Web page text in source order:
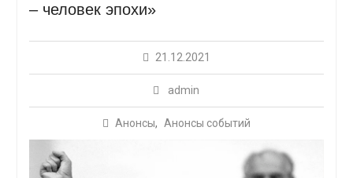
– человек эпохи»
21.12.2021
admin
Анонсы, Анонсы событий